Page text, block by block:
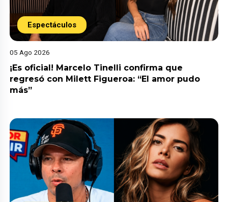
Espectáculos
05 Ago 2026
¡Es oficial! Marcelo Tinelli confirma que
regresó con Milett Figueroa: “El amor pudo
más”